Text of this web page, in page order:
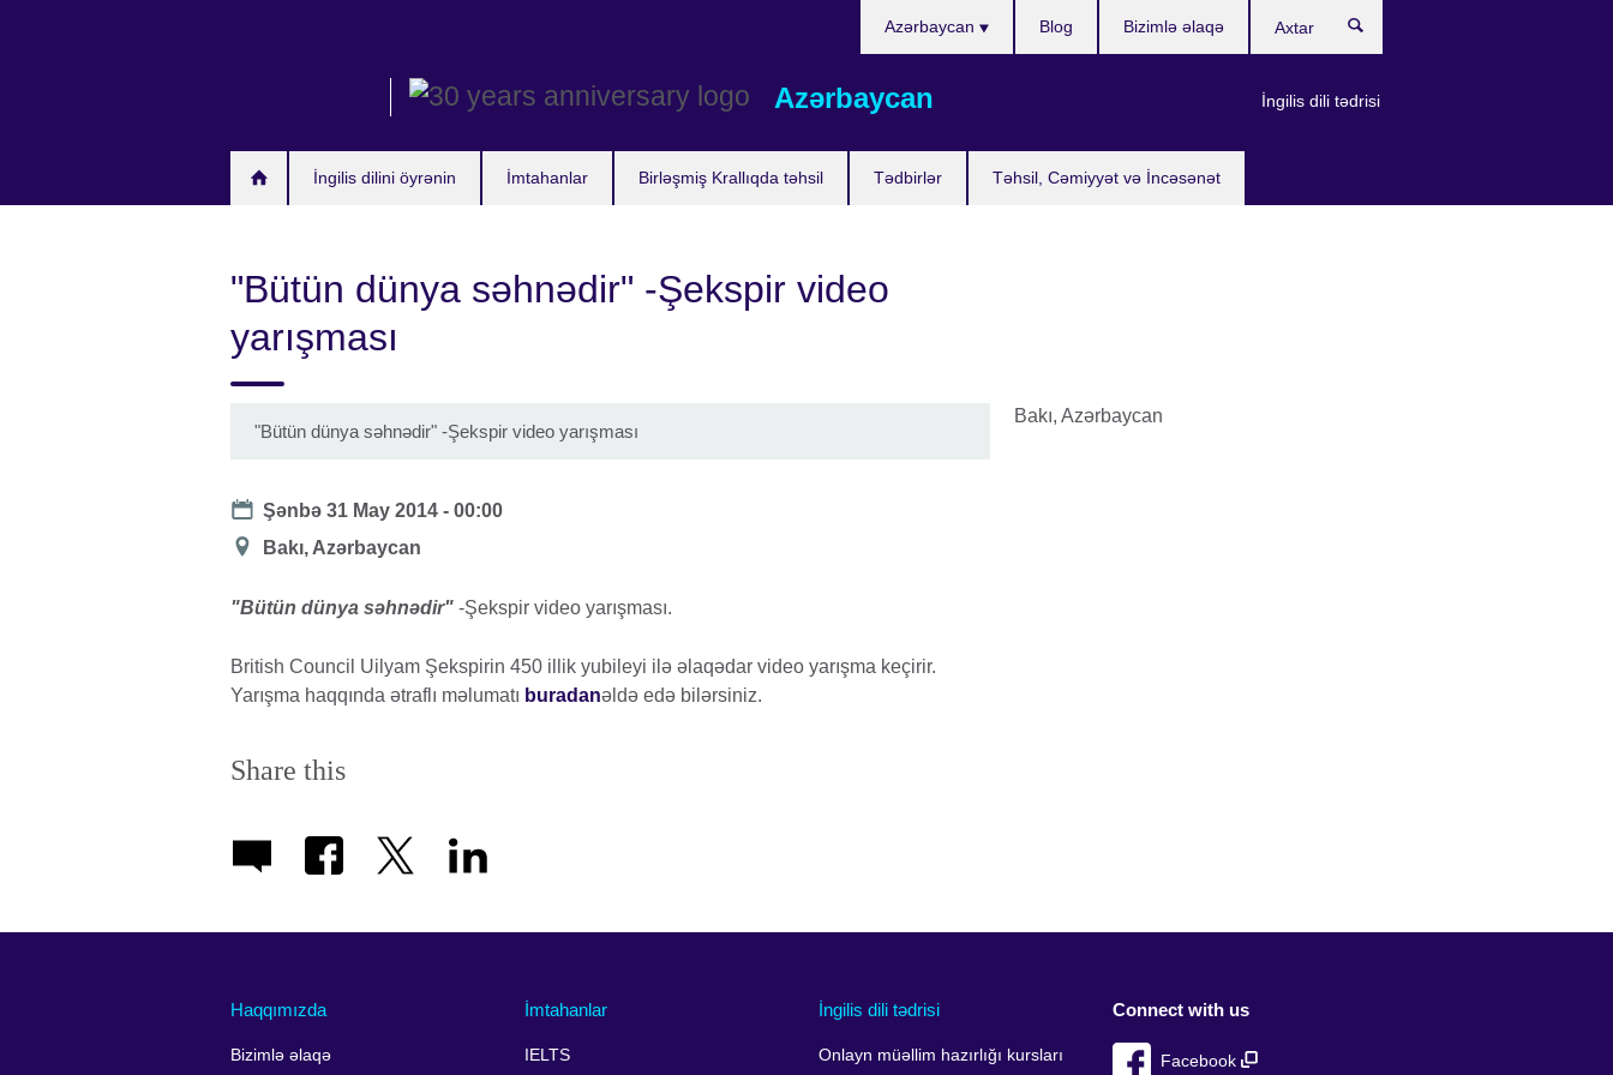
Azərbaycan
İngilis dilini öyrənin İmtahanlar Birləşmiş Krallıqda təhsil Tədbirlər Təhsil, Cəmiyyət və İncəsənət
Azərbaycan
İngilis dili tədrisi
Blog Bizimlə əlaqə
"Bütün dünya səhnədir" -Şekspir video
yarışması
"Bütün dünya səhnədir" -Şekspir video yarışması
Date
Şənbə 31 May 2014 - 00:00
Location
Bakı, Azərbaycan
"Bütün dünya səhnədir" -Şekspir video yarışması.
British Council Uilyam Şekspirin 450 illik yubileyi ilə əlaqədar video yarışma keçirir.
Yarışma haqqında ətraflı məlumatı buradanəldə edə bilərsiniz.
Share this
Bakı, Azərbaycan
Haqqımızda
Bizimlə əlaqə
İmtahanlar
IELTS
İngilis dili tədrisi
Onlayn müəllim hazırlığı kursları
Connect with us
Facebook